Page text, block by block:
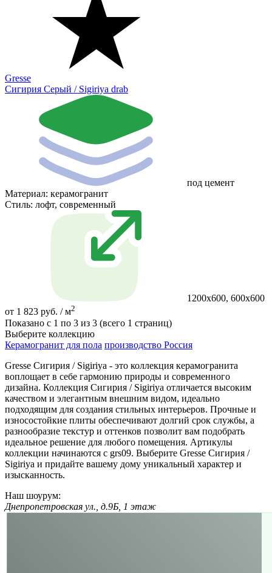
Gresse
Сигирия Серый / Sigiriya drab
под цемент
Материал: керамогранит
Стиль: лофт, современный
1200х600, 600х600
от 1 823 руб. / м2
Показано с 1 по 3 из 3 (всего 1 страниц)
Выберите коллекцию
Керамогранит для пола производство Россия
Gresse Сигирия / Sigiriya - это коллекция керамогранита
воплощает в себе гармонию природы и современного
дизайна. Коллекция Сигирия / Sigiriya отличается высоким
качеством и элегантным внешним видом, идеально
подходящим для создания стильных интерьеров. Прочные и
износостойкие плиты обеспечивают долгий срок службы, а
разнообразие текстур и оттенков позволит вам подобрать
идеальное решение для любого помещения. Артикулы
коллекции начинаются с grs09. Выберите Gresse Сигирия /
Sigiriya и придайте вашему дому уникальный характер и
изысканность.
Наш шоурум:
Днепропетровская ул., д.9Б, 1 этаж